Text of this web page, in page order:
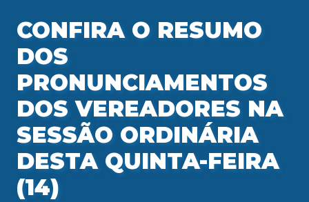
CONFIRA O RESUMO
DOS
PRONUNCIAMENTOS
DOS VEREADORES NA
SESSÃO ORDINÁRIA
DESTA QUINTA-FEIRA
(14)